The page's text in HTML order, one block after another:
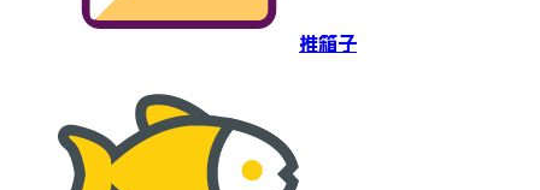
推箱子